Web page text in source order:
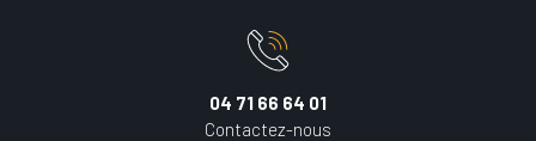
04 71 66 64 01
Contactez-nous